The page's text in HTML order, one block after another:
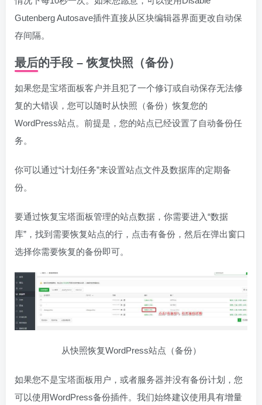
Gutenberg Autosave插件直接从区块编辑器界面更改自动保
存间隔。
最后的手段 – 恢复快照（备份）
如果您是宝塔面板客户并且犯了一个修订或自动保存无法修
复的大错误，您可以随时从快照（备份）恢复您的
WordPress站点。前提是，您的站点已经设置了自动备份任
务。
你可以通过“计划任务”来设置站点文件及数据库的定期备
份。
要通过恢复宝塔面板管理的站点数据，你需要进入“数据
库”，找到需要恢复站点的行，点击有备份，然后在弹出窗口
选择你需要恢复的备份即可。
从快照恢复WordPress站点（备份）
如果您不是宝塔面板用户，或者服务器并没有备份计划，您
可以使用WordPress备份插件。我们始终建议使用具有增量